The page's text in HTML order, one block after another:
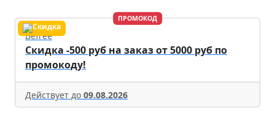
ПРОМОКОД
Befree
Скидка -500 руб на заказ от 5000 руб по
промокоду!
Действует до 09.08.2026